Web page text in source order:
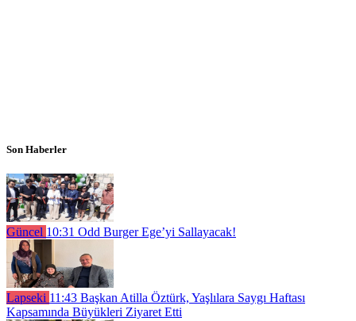
Son Haberler
Güncel 10:31 Odd Burger Ege’yi Sallayacak!
Lapseki 11:43 Başkan Atilla Öztürk, Yaşlılara Saygı Haftası
Kapsamında Büyükleri Ziyaret Etti